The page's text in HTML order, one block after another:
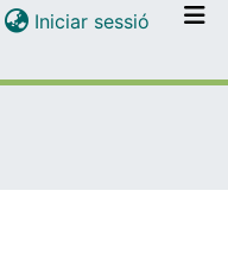
per tot el DD
Iniciar sessió (current)